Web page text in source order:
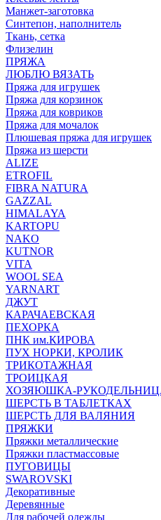
Манжет-заготовка
Синтепон, наполнитель
Ткань, сетка
Флизелин
ПРЯЖА
ЛЮБЛЮ ВЯЗАТЬ
Пряжа для игрушек
Пряжа для корзинок
Пряжа для ковриков
Пряжа для мочалок
Плюшевая пряжа для игрушек
Пряжа из шерсти
ALIZE
ETROFIL
FIBRA NATURA
GAZZAL
HIMALAYA
KARTOPU
NAKO
KUTNOR
VITA
WOOL SEA
YARNART
ДЖУТ
КАРАЧАЕВСКАЯ
ПЕХОРКА
ПНК им.КИРОВА
ПУХ НОРКИ, КРОЛИК
ТРИКОТАЖНАЯ
ТРОИЦКАЯ
ХОЗЯЮШКА-
ШЕРСТЬ В ТАБЛЕТКАХ
ШЕРСТЬ ДЛЯ ВАЛЯНИЯ
ПРЯЖКИ
Пряжки металлические
Пряжки пластмассовые
ПУГОВИЦЫ
SWAROVSKI
Декоративные
Деревянные
Для рабочей одежды